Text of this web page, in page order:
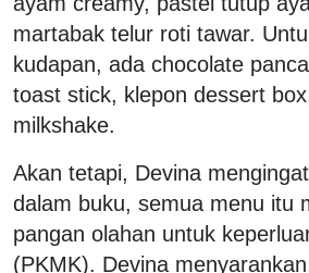
martabak telur roti tawar.
kudapan, ada chocolate
toast stick, klepon dessert
milkshake.
Akan tetapi, Devina
dalam buku, semua menu itu
pangan olahan untuk
(PKMK). Devina